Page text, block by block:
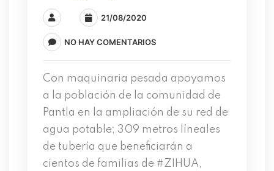
21/08/2020
NO HAY COMENTARIOS
Con maquinaria pesada apoyamos
a la población de la comunidad de
Pantla en la ampliación de su red de
agua potable; 309 metros líneales
de tubería que beneficiarán a
cientos de familias de #ZIHUA,